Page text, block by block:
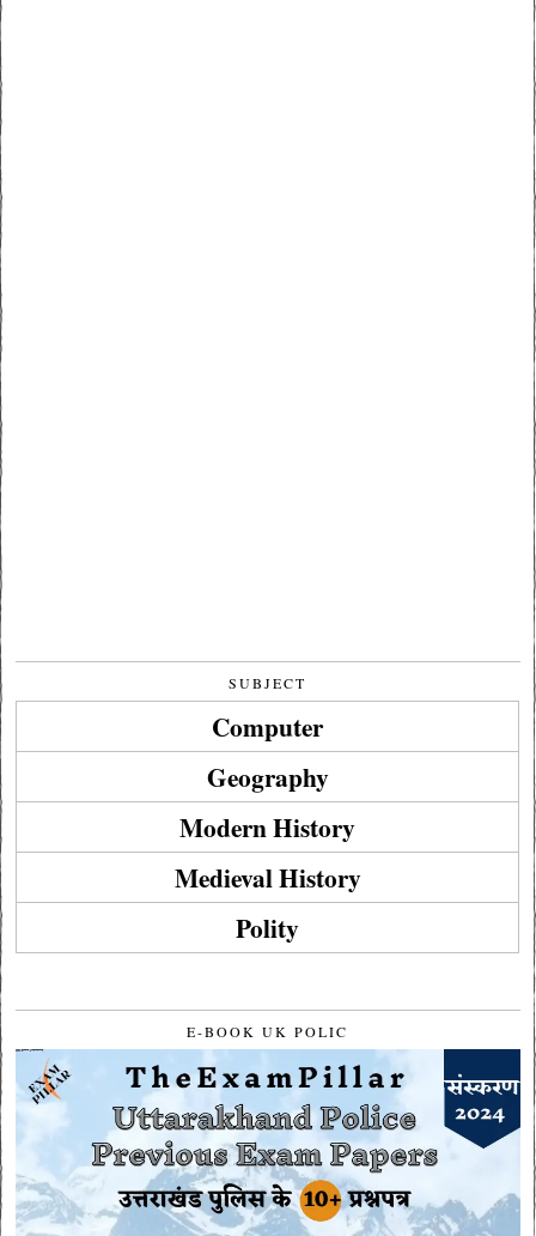
SUBJECT
Computer
Geography
Modern History
Medieval History
Polity
E-BOOK UK POLIC